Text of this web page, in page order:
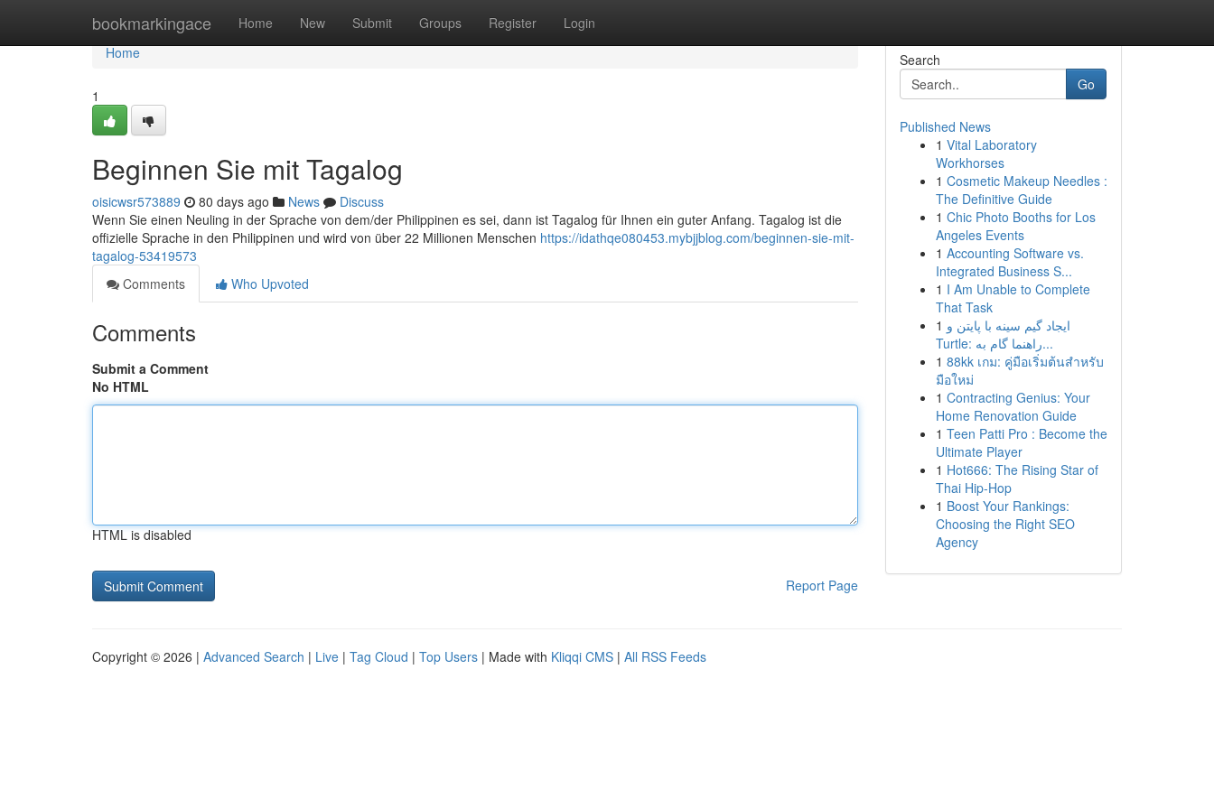
bookmarkingace Home New Submit Groups Register Login
Home
Home
1
Beginnen Sie mit Tagalog
oisicwsr573889 80 days ago News
Discuss
Wenn Sie einen Neuling in der Sprache von dem/der Philippinen es sei, dann ist Tagalog für Ihnen ein guter Anfang. Tagalog ist die
offizielle Sprache in den Philippinen und wird von über 22 Millionen Menschen https://idathqe080453.mybjjblog.com/beginnen-sie-mit-
tagalog-53419573
Comments
Who Upvoted
Comments
Submit a Comment
No HTML
HTML is disabled
Report Page
Search
Go
Published News
1 Vital Laboratory
Workhorses
1 Cosmetic Makeup Needles :
The Definitive Guide
1 Chic Photo Booths for Los
Angeles Events
1 Accounting Software vs.
Integrated Business S...
1 I Am Unable to Complete
That Task
1 ایجاد گیم سینه با پایتن و
Turtle: راهنما گام به...
1 88kk เกม: คู่มือเริ่มต้นสำหรับ
มือใหม่
1 Contracting Genius: Your
Home Renovation Guide
1 Teen Patti Pro : Become the
Ultimate Player
1 Hot666: The Rising Star of
Thai Hip-Hop
1 Boost Your Rankings:
Choosing the Right SEO
Agency
Copyright © 2026 | Advanced Search | Live | Tag Cloud | Top Users | Made with Kliqqi CMS | All RSS Feeds